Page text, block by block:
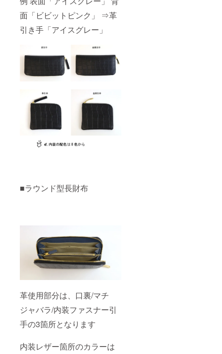
面「ビビットピンク」 ⇒革
引き手「アイスグレー」
■ラウンド型長財布
革使用部分は、口裏/マチ
ジャバラ/内装ファスナー引
手の3箇所となります
内装レザー箇所のカラーは